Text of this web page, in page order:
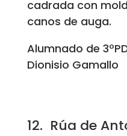
cadrada con
canos de auga.
Alumnado de
Dionisio Gamallo
12. Rúa de